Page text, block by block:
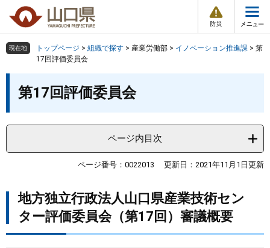
の
頭
。
ー
飛
て
本
へ
情
メ
ュ
組織で探す
健康・福祉
検索の仕方 組織で探す
現在地 トップページ > 組織で探す > 産業労働部 > イノベーション推進課 > 第
17回評価委員会
第17回評価委員会
ページ内目次
ページ番号：0022013 更新日：2021年11月1日更新
地方独立行政法人山口県産業技術セン
ター評価委員会（第17回）審議概要